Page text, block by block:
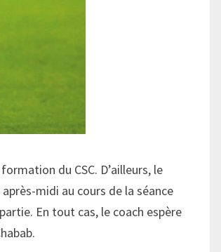
du CSC. D’ailleurs, le
midi au cours de la séance
En tout cas, le coach espère